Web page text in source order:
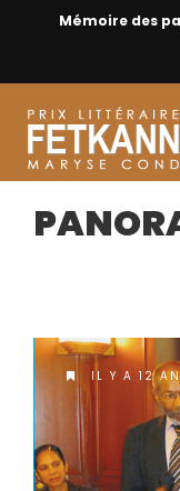
Mémoire des
IL Y A 12